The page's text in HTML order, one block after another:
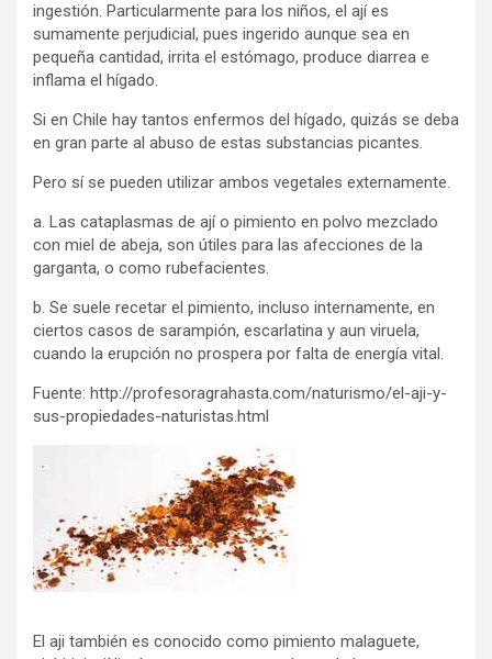
ingestión. Particularmente para los niños, el ají­ es
sumamente perjudicial, pues ingerido aunque sea en
pequeña cantidad, irrita el estómago, produce diarrea e
inflama el hí­gado.
Si en Chile hay tantos enfermos del hí­gado, quizás se deba
en gran parte al abuso de estas substancias picantes.
Pero sí­ se pueden utilizar ambos vegetales externamente.
a. Las cataplasmas de ají­ o pimiento en polvo mezclado
con miel de abeja, son útiles para las afecciones de la
garganta, o como rubefacientes.
b. Se suele recetar el pimiento, incluso internamente, en
ciertos casos de sarampión, escarlatina y aun viruela,
cuando la erupción no prospera por falta de energí­a vital.
Fuente: http://profesoragrahasta.com/naturismo/el-aji-y-
sus-propiedades-naturistas.html
El aji también es conocido como pimiento malaguete,